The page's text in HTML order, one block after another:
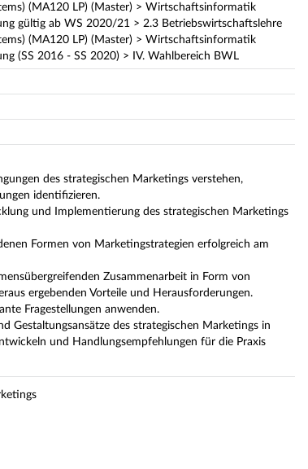
(MA120 LP) (Master) > Wirtschaftsinformatik
gültig ab WS 2020/21 > 2.3 Betriebswirtschaftslehre
(MA120 LP) (Master) > Wirtschaftsinformatik
(SS 2016 - SS 2020) > IV. Wahlbereich BWL
des strategischen Marketings verstehen,
identifizieren.
und Implementierung des strategischen Marketings
Formen von Marketingstrategien erfolgreich am
Zusammenarbeit in Form von
ergebenden Vorteile und Herausforderungen.
Fragestellungen anwenden.
Gestaltungsansätze des strategischen Marketings in
und Handlungsempfehlungen für die Praxis